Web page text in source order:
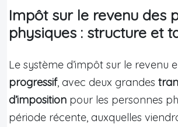
Impôt sur le revenu des
physiques : structure et
Le système d’impôt sur le revenu
progressif, avec deux grandes
d’imposition pour les personnes
période récente, auxquelles